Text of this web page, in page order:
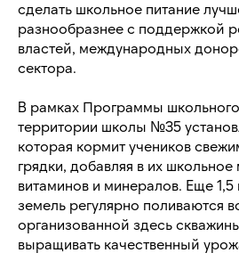
сделать школьное питание
разнообразнее с поддержкой
властей, международных
сектора.
В рамках Программы школьного
территории школы №35
которая кормит учеников
грядки, добавляя в их
витаминов и минералов. Еще
земель регулярно поливаются
организованной здесь
выращивать качественный